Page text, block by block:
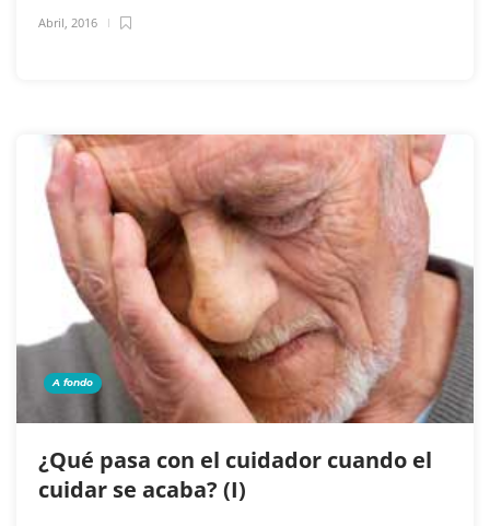
Abril, 2016
A fondo
¿Qué pasa con el cuidador cuando el
cuidar se acaba? (I)